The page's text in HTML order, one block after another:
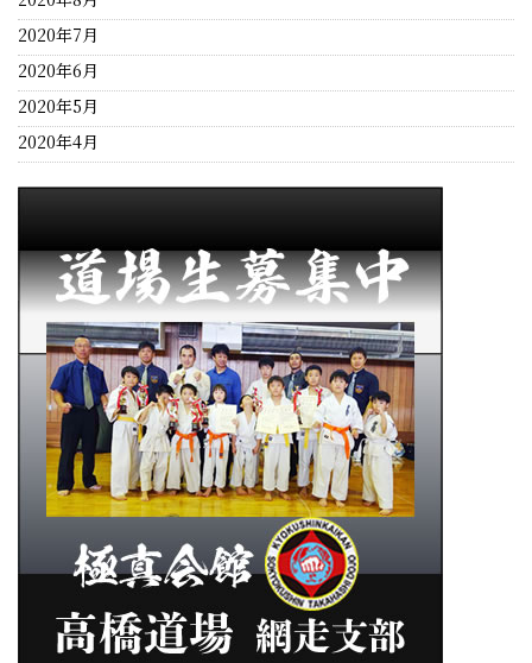
2020年7月
2020年6月
2020年5月
2020年4月